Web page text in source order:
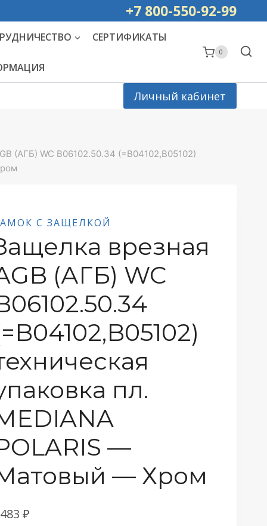
+7 800-550-92-99
СЕРТИФИКАТЫ
0
Личный кабинет
(АГБ) WC B06102.50.34 (=B04102,B05102)
С ЗАЩЕЛКОЙ
врезная
(АГБ) WC
пл.
—
— Хром
₽